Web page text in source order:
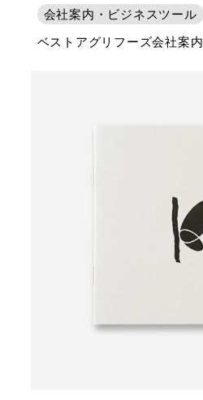
会社案内・ビジネスツール
ベストアグリフーズ会社案内